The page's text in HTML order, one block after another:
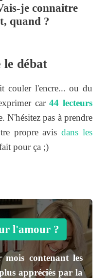
je connaitre
quand ?
le débat
couler l'encre... ou du
car44 lecteurs
N'hésitez pas à prendre
propre avisdans les
pour ça ;)
l'amour ?
mois contenant les
appréciés par la